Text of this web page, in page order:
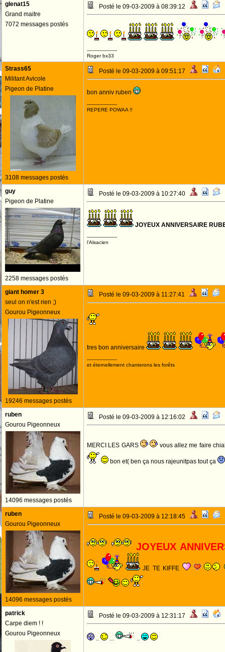
glenat15
Grand maitre
7072 messages postés
Posté le 09-03-2009 à 08:39:12
--------------------
Roger bx33
Strass65
Militant Avicole
Pigeon de Platine
3108 messages postés
Posté le 09-03-2009 à 09:51:17
bon anniv ruben
--------------------
REPERE POWAA !!
guy
Pigeon de Platine
2258 messages postés
Posté le 09-03-2009 à 10:27:40
JOYEUX ANNIVERSAIRE
--------------------
l'Alsacien
giant homer 3
seul on n'est rien ;)
Gourou Pigeonneux
19246 messages postés
Posté le 09-03-2009 à 11:27:41
tres bon anniversaire
--------------------
et éternellement chanterons les forêts
ruben
Gourou Pigeonneux
14096 messages postés
Posté le 09-03-2009 à 12:16:02
MERCI LES GARS vous allez me faire
bon et( ben ça nous rajeunitpas tout ça
ruben
Gourou Pigeonneux
14096 messages postés
Posté le 09-03-2009 à 12:18:45
JOYEUX
JE TE KIFFE
patrick
Carpe diem ! !
Gourou Pigeonneux
Posté le 09-03-2009 à 12:31:17
.. ... ..